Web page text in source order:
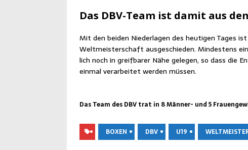
Das DBV-Team ist damit aus
Mit den bei­den Nie­der­la­gen des heu­ti­gen Tages
Welt­meis­ter­schaft aus­ge­schie­den. Min­des­tens
lich noch in greif­ba­rer Nähe gele­gen, so dass die
ein­mal ver­ar­bei­tet wer­den müssen.
Das Team des DBV trat in 8 Män­ner- und 5
BOXEN DBV U19